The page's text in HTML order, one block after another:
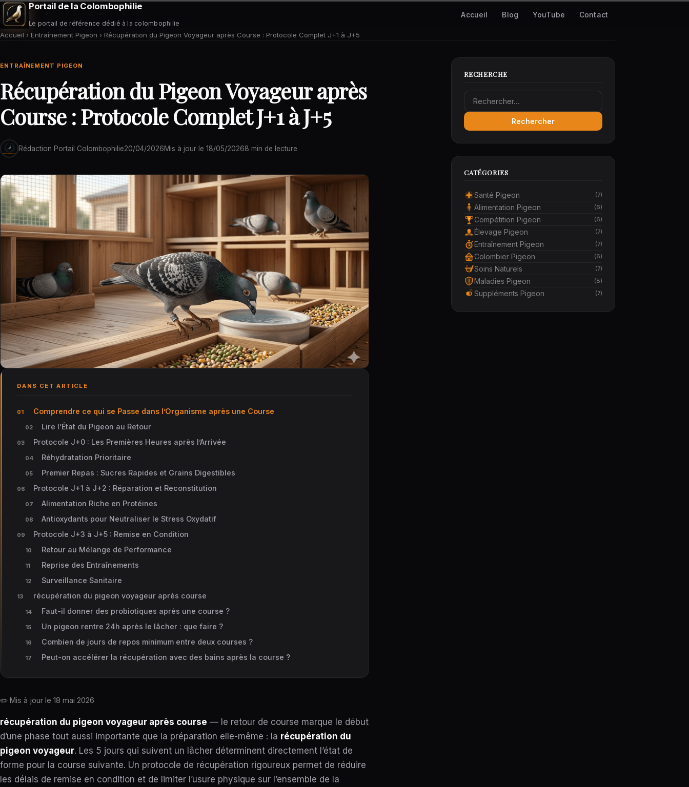
Portail de la Colombophilie
Le portail de référence dédié à la colombophilie
Accueil Blog YouTube Contact
Accueil › Entraînement Pigeon › Récupération du Pigeon Voyageur après Course : Protocole Complet J+1 à J+5
ENTRAÎNEMENT PIGEON
Récupération du Pigeon Voyageur après
Course : Protocole Complet J+1 à J+5
Rédaction Portail Colombophilie20/04/2026Mis à jour le 18/05/20268 min de lecture
DANS CET ARTICLE
Comprendre ce qui se Passe dans l’Organisme après une Course
Lire l’État du Pigeon au Retour
Protocole J+0 : Les Premières Heures après l’Arrivée
Réhydratation Prioritaire
Premier Repas : Sucres Rapides et Grains Digestibles
Protocole J+1 à J+2 : Réparation et Reconstitution
Alimentation Riche en Protéines
Antioxydants pour Neutraliser le Stress Oxydatif
Protocole J+3 à J+5 : Remise en Condition
Retour au Mélange de Performance
Reprise des Entraînements
Surveillance Sanitaire
récupération du pigeon voyageur après course
Faut-il donner des probiotiques après une course ?
Un pigeon rentre 24h après le lâcher : que faire ?
Combien de jours de repos minimum entre deux courses ?
Peut-on accélérer la récupération avec des bains après la course ?
✏️ Mis à jour le 18 mai 2026
récupération du pigeon voyageur après course — le retour de course marque le début
d’une phase tout aussi importante que la préparation elle-même : la récupération du
pigeon voyageur. Les 5 jours qui suivent un lâcher déterminent directement l’état de
forme pour la course suivante. Un protocole de récupération rigoureux permet de réduire
les délais de remise en condition et de limiter l’usure physique sur l’ensemble de la
RECHERCHE
Rechercher :
CATÉGORIES
Santé Pigeon (7)
Alimentation Pigeon (6)
Compétition Pigeon (6)
Élevage Pigeon (7)
Entraînement Pigeon (7)
Colombier Pigeon (6)
Soins Naturels (7)
Maladies Pigeon (8)
Suppléments Pigeon (7)